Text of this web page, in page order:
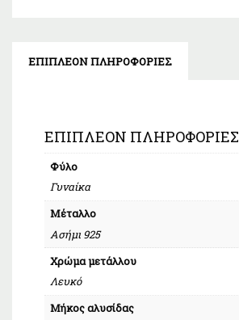
ΕΠΙΠΛΈΟΝ ΠΛΗΡΟΦΟΡΊΕΣ
ΕΠΙΠΛΈΟΝ ΠΛΗΡΟΦΟΡΊΕΣ
Φύλο
Γυναίκα
Μέταλλο
Ασήμι 925
Χρώμα μετάλλου
Λευκό
Μήκος αλυσίδας